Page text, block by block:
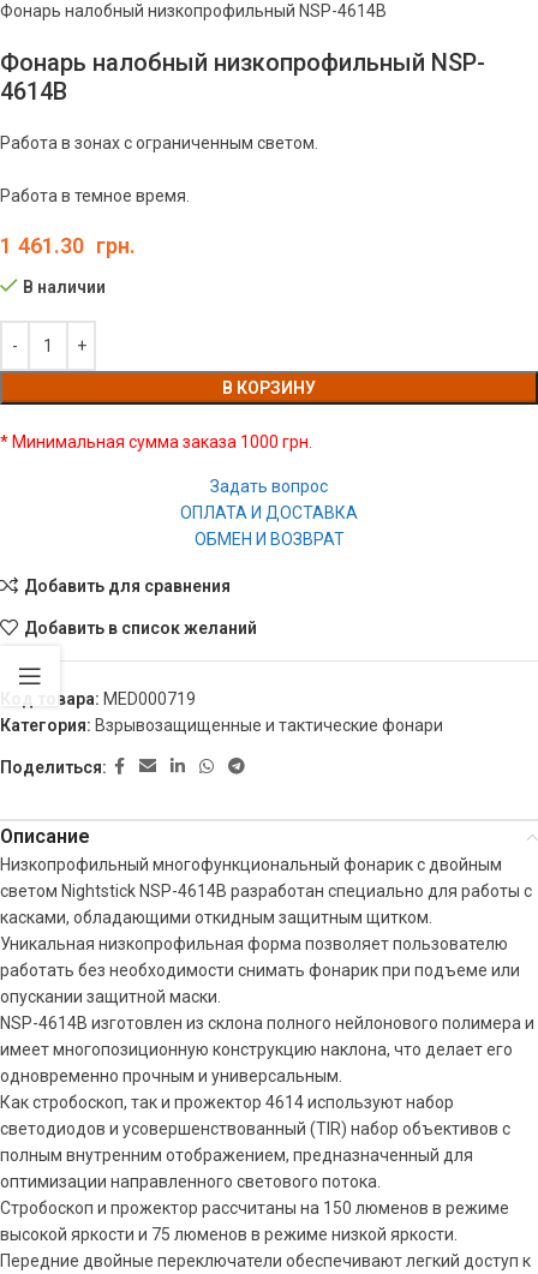
Фонарь налобный низкопрофильный NSP-4614B
Фонарь налобный низкопрофильный NSP-
4614B
Работа в зонах с ограниченным светом.
Работа в темное время.
1 461.30 грн.
В наличии
В КОРЗИНУ
* Минимальная сумма заказа 1000 грн.
Задать вопрос
ОПЛАТА И ДОСТАВКА
ОБМЕН И ВОЗВРАТ
Добавить для сравнения
Добавить в список желаний
Код товара: MED000719
Категория: Взрывозащищенные и тактические фонари
Поделиться:
Описание
Низкопрофильный многофункциональный фонарик с двойным
светом Nightstick NSP-4614B разработан специально для работы с
касками, обладающими откидным защитным щитком.
Уникальная низкопрофильная форма позволяет пользователю
работать без необходимости снимать фонарик при подъеме или
опускании защитной маски.
NSP-4614B изготовлен из склона полного нейлонового полимера и
имеет многопозиционную конструкцию наклона, что делает его
одновременно прочным и универсальным.
Как стробоскоп, так и прожектор 4614 используют набор
светодиодов и усовершенствованный (TIR) набор объективов с
полным внутренним отображением, предназначенный для
оптимизации направленного светового потока.
Стробоскоп и прожектор рассчитаны на 150 люменов в режиме
высокой яркости и 75 люменов в режиме низкой яркости.
Передние двойные переключатели обеспечивают легкий доступ к